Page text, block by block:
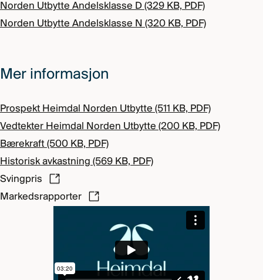
Norden Utbytte Andelsklasse D (329 KB, PDF)
Norden Utbytte Andelsklasse N (320 KB, PDF)
Mer informasjon
Prospekt Heimdal Norden Utbytte (511 KB, PDF)
Vedtekter Heimdal Norden Utbytte (200 KB, PDF)
Bærekraft (500 KB, PDF)
Historisk avkastning (569 KB, PDF)
Svingpris
Markedsrapporter